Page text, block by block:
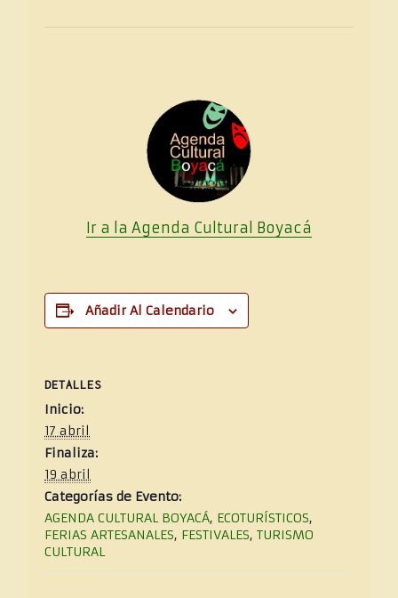
Ir a la Agenda Cultural Boyacá
Añadir Al Calendario
DETALLES
Inicio:
17 abril
Finaliza:
19 abril
Categorías de Evento:
AGENDA CULTURAL BOYACÁ, ECOTURÍSTICOS,
FERIAS ARTESANALES, FESTIVALES, TURISMO
CULTURAL